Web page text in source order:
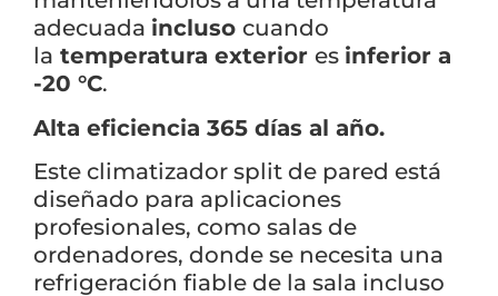
adecuada incluso cuando
la temperatura exterior es inferior a
-20 °C.
Alta eficiencia 365 días al año.
Este climatizador split de pared está
diseñado para aplicaciones
profesionales, como salas de
ordenadores, donde se necesita una
refrigeración fiable de la sala incluso